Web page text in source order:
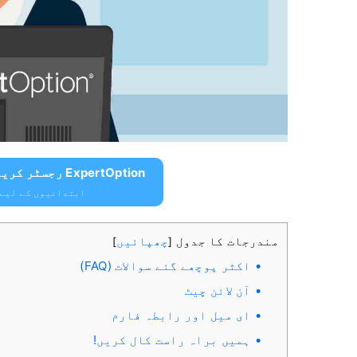
ExpertOption رجسٹر کریں اور مفت $10,000 حاصل کریں۔
ابتدائیوں کے لیے $10,000 مفت حاصل
مندرجات کا جدول [چھپائیں]
اکثر پوچھے گئے سوالات (FAQ)
آن لائن چیٹ
ای میل اور رابطہ فارم
ہمیں براہ راست کال کریں!